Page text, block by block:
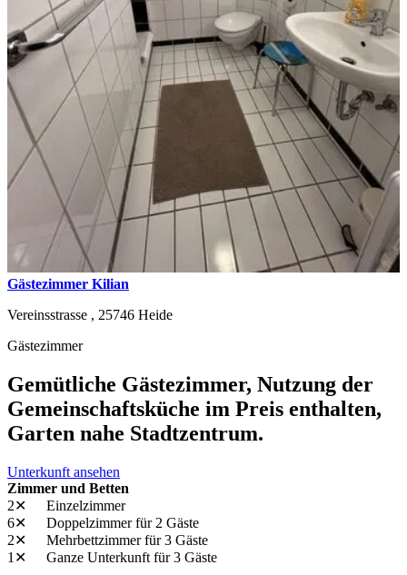
Gästezimmer Kilian
Vereinsstrasse , 25746 Heide
Gästezimmer
Gemütliche Gästezimmer, Nutzung der
Gemeinschaftsküche im Preis enthalten,
Garten nahe Stadtzentrum.
Unterkunft ansehen
Zimmer und Betten
2✕
Einzelzimmer
6✕
Doppelzimmerfür 2 Gäste
2✕
Mehrbettzimmerfür 3 Gäste
1✕
Ganze Unterkunft für 3 Gäste